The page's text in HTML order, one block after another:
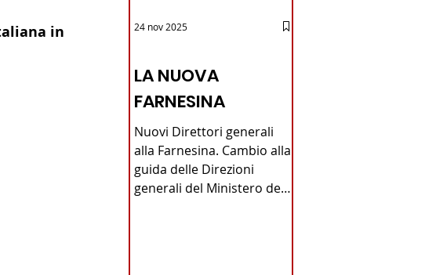
in
LA NUOVA
FARNESINA
Nuovi Direttori generali
alla Farnesina. Cambio alla
guida delle Direzioni
generali del Ministero degli
24 nov 2025